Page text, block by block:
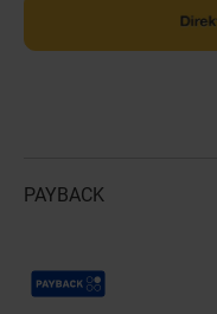
PAYBACK
Payback Punkte